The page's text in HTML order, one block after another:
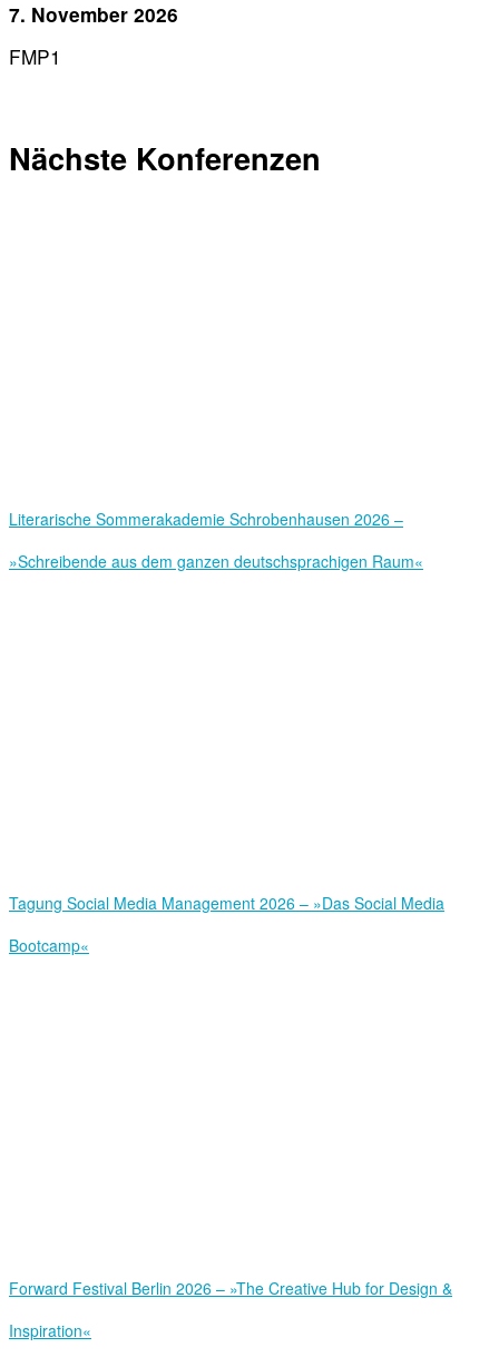
7. November 2026
FMP1
Nächste Konferenzen
Literarische Sommerakademie Schrobenhausen 2026 –
»Schreibende aus dem ganzen deutschsprachigen Raum«
Tagung Social Media Management 2026 – »Das Social Media
Bootcamp«
Forward Festival Berlin 2026 – »The Creative Hub for Design &
Inspiration«